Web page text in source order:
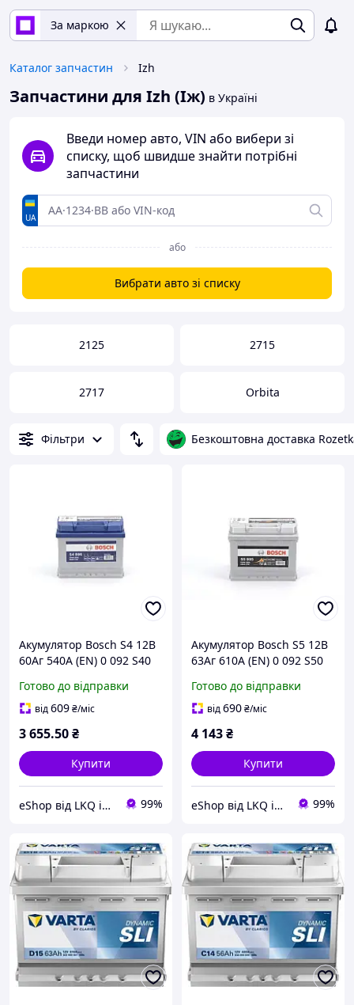
За маркою
Каталог запчастин Izh
Запчастини для Izh (Іж) в Україні
Введи номер авто, VIN або вибери зі
списку, щоб швидше знайти потрібні
запчастини
UA
або
Вибрати авто зі списку
2125 2715
2717 Orbita
Фільтри Безкоштовна доставка
Акумулятор Bosch S4 12В
60Аг 540А (EN) 0 092 S40
Готово до відправки
від609₴/міс
3 655.50₴
Купити
eShop від LKQ інтернет-магазин автозапчастин 99%
Акумулятор Bosch S5 12В
63Аг 610А (EN) 0 092 S50
Готово до відправки
від690₴/міс
4 143₴
Купити
eShop від LKQ інтернет-магазин автозапчастин 99%